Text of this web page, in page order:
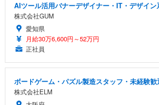
AIツール活用バナーデザイナー・IT・デザイ
株式会社GUM
愛知県
月給30万6,600円～52万円
正社員
ボードゲーム・パズル製造スタッフ・未経験
株式会社ELM